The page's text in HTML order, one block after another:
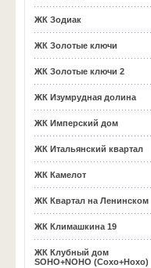
ЖК Зодиак
ЖК Золотые ключи
ЖК Золотые ключи 2
ЖК Изумрудная долина
ЖК Имперский дом
ЖК Итальянский квартал
ЖК Камелот
ЖК Квартал на Ленинском
ЖК Климашкина 19
ЖК Клубный дом
SOHO+NOHO (Сохо+Нохо)